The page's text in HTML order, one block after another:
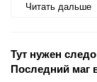
Читать дальше
Тут нужен
Последний маг